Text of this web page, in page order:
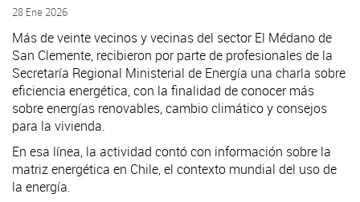
28 Ene 2026
Más de veinte vecinos y vecinas del sector El Médano de
San Clemente, recibieron por parte de profesionales de la
Secretaría Regional Ministerial de Energía una charla sobre
eficiencia energética, con la finalidad de conocer más
sobre energías renovables, cambio climático y consejos
para la vivienda.
En esa línea, la actividad contó con información sobre la
matriz energética en Chile, el contexto mundial del uso de
la energía.